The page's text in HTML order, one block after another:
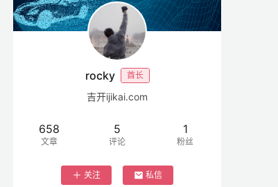
rocky 酋长
吉开ijikai.com
658
文章
5
评论
1
粉丝
关注 私信